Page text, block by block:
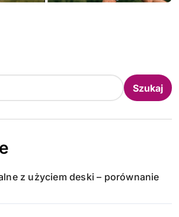
Szukaj
z użyciem deski – porównanie